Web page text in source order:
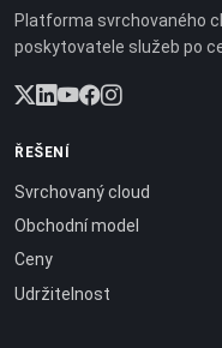
Platforma svrchovaného
poskytovatele služeb po
ŘEŠENÍ
Svrchovaný cloud
Obchodní model
Ceny
Udržitelnost